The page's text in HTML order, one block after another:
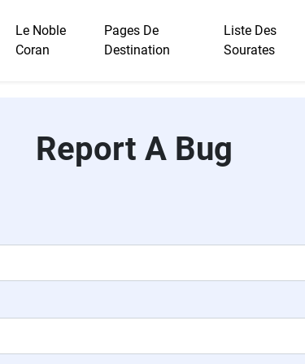
Le Noble
Coran
Pages De
Destination
Liste Des
Sourates
Report A Bug